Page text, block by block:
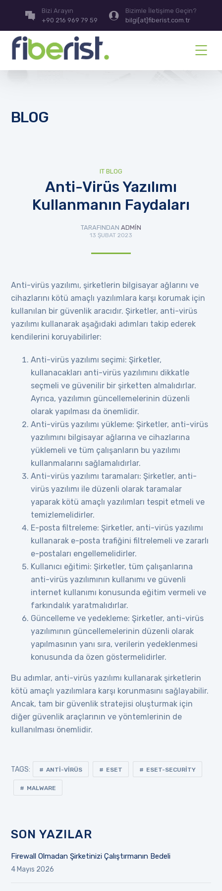
Bizi Arayın
+90 216 969 79 59
Bizimle İletişime Geçin?
bilgi[at]fiberist.com.tr
BLOG
IT BLOG
Anti-Virüs Yazılımı
Kullanmanın Faydaları
TARAFINDAN ADMIN
13 ŞUBAT 2023
Anti-virüs yazılımı, şirketlerin bilgisayar ağlarını ve
cihazlarını kötü amaçlı yazılımlara karşı korumak için
kullanılan bir güvenlik aracıdır. Şirketler, anti-virüs
yazılımı kullanarak aşağıdaki adımları takip ederek
kendilerini koruyabilirler:
Anti-virüs yazılımı seçimi: Şirketler,
kullanacakları anti-virüs yazılımını dikkatle
seçmeli ve güvenilir bir şirketten almalıdırlar.
Ayrıca, yazılımın güncellemelerinin düzenli
olarak yapılması da önemlidir.
Anti-virüs yazılımı yükleme: Şirketler, anti-virüs
yazılımını bilgisayar ağlarına ve cihazlarına
yüklemeli ve tüm çalışanların bu yazılımı
kullanmalarını sağlamalıdırlar.
Anti-virüs yazılımı taramaları: Şirketler, anti-
virüs yazılımı ile düzenli olarak taramalar
yaparak kötü amaçlı yazılımları tespit etmeli ve
temizlemelidirler.
E-posta filtreleme: Şirketler, anti-virüs yazılımı
kullanarak e-posta trafiğini filtrelemeli ve zararlı
e-postaları engellemelidirler.
Kullanıcı eğitimi: Şirketler, tüm çalışanlarına
anti-virüs yazılımının kullanımı ve güvenli
internet kullanımı konusunda eğitim vermeli ve
farkındalık yaratmalıdırlar.
Güncelleme ve yedekleme: Şirketler, anti-virüs
yazılımının güncellemelerinin düzenli olarak
yapılmasının yanı sıra, verilerin yedeklenmesi
konusunda da özen göstermelidirler.
Bu adımlar, anti-virüs yazılımı kullanarak şirketlerin
kötü amaçlı yazılımlara karşı korunmasını sağlayabilir.
Ancak, tam bir güvenlik stratejisi oluşturmak için
diğer güvenlik araçlarının ve yöntemlerinin de
kullanılması önemlidir.
TAGS: ANTI-VIRÜS ESET ESET-SECURITY
MALWARE
SON YAZILAR
Firewall Olmadan Şirketinizi Çalıştırmanın Bedeli
4 Mayıs 2026